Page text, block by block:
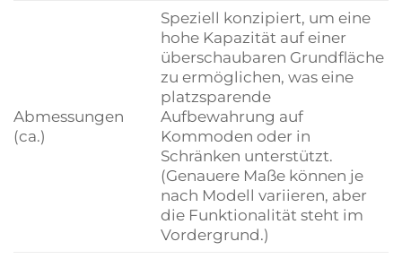
Abmessungen
(ca.)
Speziell konzipiert, um eine
hohe Kapazität auf einer
überschaubaren Grundfläche
zu ermöglichen, was eine
platzsparende
Aufbewahrung auf
Kommoden oder in
Schränken unterstützt.
(Genauere Maße können je
nach Modell variieren, aber
die Funktionalität steht im
Vordergrund.)